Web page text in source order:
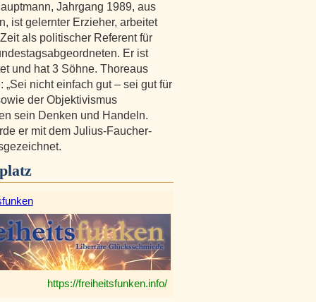
Jahrgang 1989, aus
ist gelernter Erzieher, arbeitet
als politischer Referent für
Er ist
und hat 3 Söhne. Thoreaus
„Sei nicht einfach gut – sei gut für
der Objektivismus
sein Denken und Handeln.
er mit dem Julius-Faucher-
https://freiheitsfunken.info/